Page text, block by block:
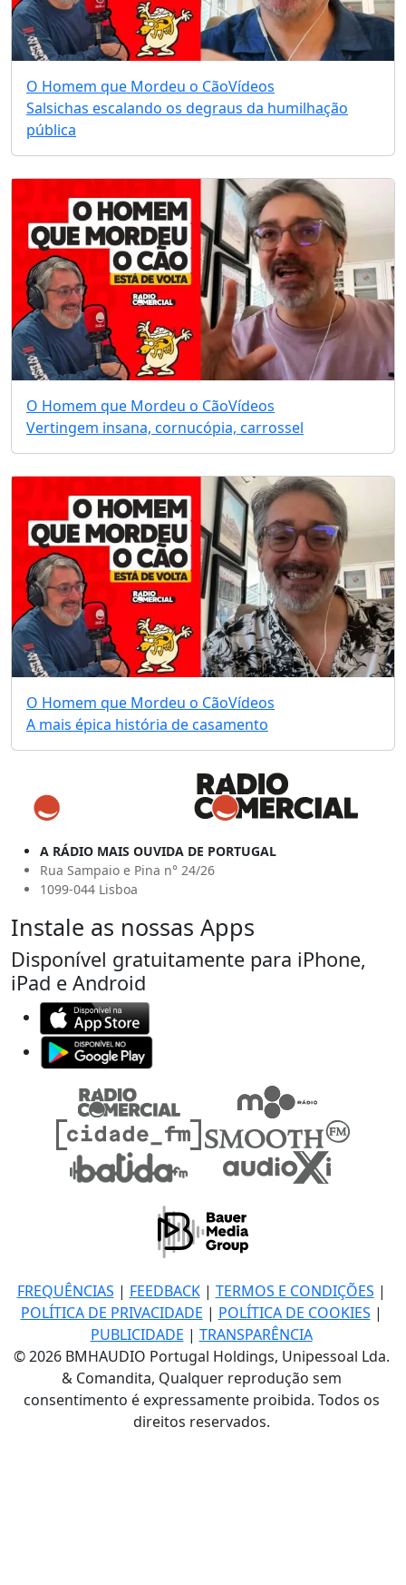
O Homem que Mordeu o CãoVídeos
Salsichas escalando os degraus da humilhação
pública
O Homem que Mordeu o CãoVídeos
Vertingem insana, cornucópia, carrossel
O Homem que Mordeu o CãoVídeos
A mais épica história de casamento
A RÁDIO MAIS OUVIDA DE PORTUGAL
Rua Sampaio e Pina n° 24/26
1099-044 Lisboa
Instale as nossas Apps
Disponível gratuitamente para iPhone,
iPad e Android
FREQUÊNCIAS | FEEDBACK| TERMOS E CONDIÇÕES |
POLÍTICA DE PRIVACIDADE | POLÍTICA DE COOKIES |
PUBLICIDADE | TRANSPARÊNCIA
© 2026 BMHAUDIO Portugal Holdings, Unipessoal Lda.
& Comandita, Qualquer reprodução sem
consentimento é expressamente proibida. Todos os
direitos reservados.